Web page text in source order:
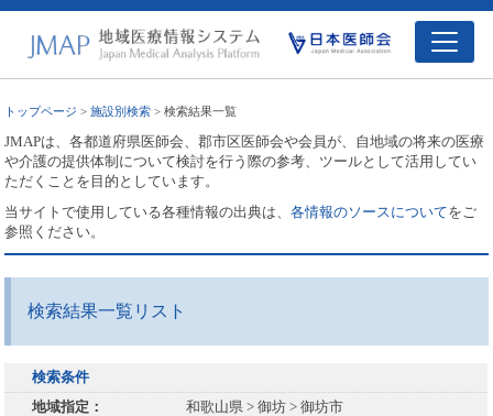
トップページ >施設別検索 > 検索結果一覧
JMAPは、各都道府県医師会、郡市区医師会や会員が、自地域の将来の医療
や介護の提供体制について検討を行う際の参考、ツールとして活用してい
ただくことを目的としています。
当サイトで使用している各種情報の出典は、各情報のソースについてをご
参照ください。
検索結果一覧リスト
検索条件
地域指定：
和歌山県 > 御坊 > 御坊市